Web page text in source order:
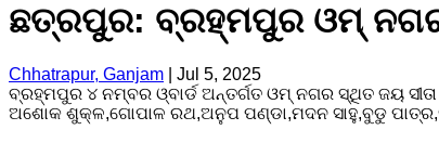
ଛତ୍ରପୁର: ବ୍ରହ୍ମପୁର ଓମ୍ ନଗର
Chhatrapur, Ganjam
Jul 5, 2025
ବ୍ରହ୍ମପୁର ୪ ନମ୍ବର ଓ୍ବାର୍ଡ ଅନ୍ତର୍ଗତ ଓମ୍ ନଗର ସ୍ଥିତ ଜୟ
ଅଶୋକ ଶୁକ୍ଳ,ଗୋପାଳ ରଥ,ଅନୁପ ପଣ୍ଡା,ମଦନ ସାହୁ,ବୁଡୁ